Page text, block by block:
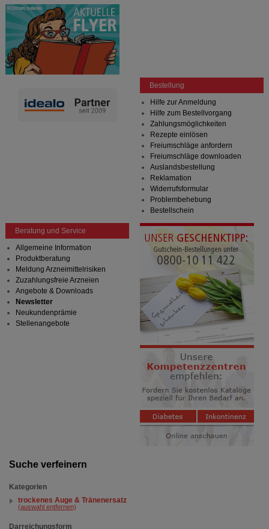
Suche verfeinern
Kategorien
trockenes Auge & Tränenersatz
(auswahl entfernen)
Darreichungsform
Bestellung
Hilfe zur Anmeldung
Hilfe zum Bestellvorgang
Zahlungsmöglichkeiten
Rezepte einlösen
Freiumschläge anfordern
Freiumschläge downloaden
Auslandsbestellung
Reklamation
Widerrufsformular
Problembehebung
Bestellschein
Beratung und Service
Allgemeine Information
Produktberatung
Meldung Arzneimittelrisiken
Zuzahlungsfreie Arzneien
Angebote & Downloads
Newsletter
Neukundenprämie
Stellenangebote